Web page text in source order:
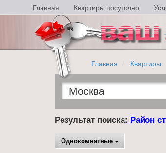
Главная Квартиры посуточно
Главная Квартиры
Результат поиска: Район
Однокомнатные